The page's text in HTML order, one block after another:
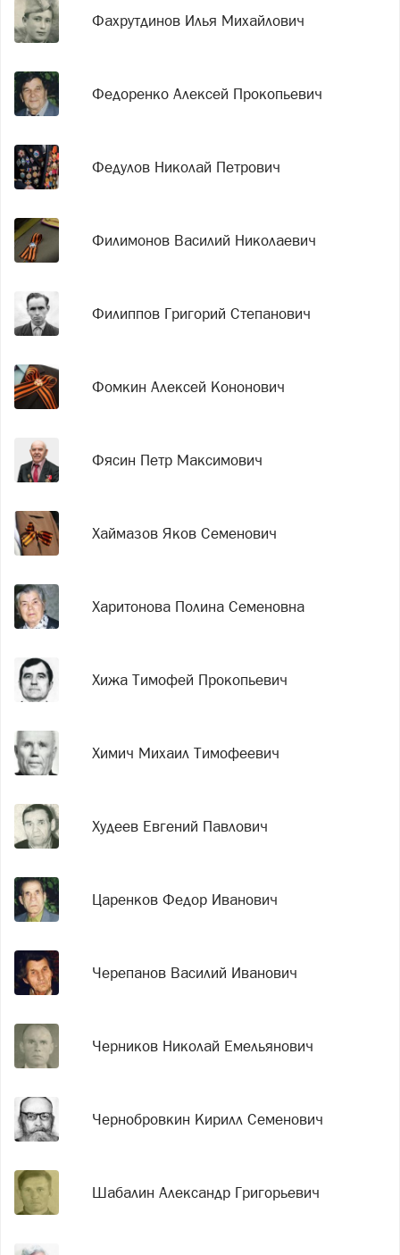
Фахрутдинов Илья Михайлович
Федоренко Алексей Прокопьевич
Федулов Николай Петрович
Филимонов Василий Николаевич
Филиппов Григорий Степанович
Фомкин Алексей Кононович
Фясин Петр Максимович
Хаймазов Яков Семенович
Харитонова Полина Семеновна
Хижа Тимофей Прокопьевич
Химич Михаил Тимофеевич
Худеев Евгений Павлович
Царенков Федор Иванович
Черепанов Василий Иванович
Черников Николай Емельянович
Чернобровкин Кирилл Семенович
Шабалин Александр Григорьевич